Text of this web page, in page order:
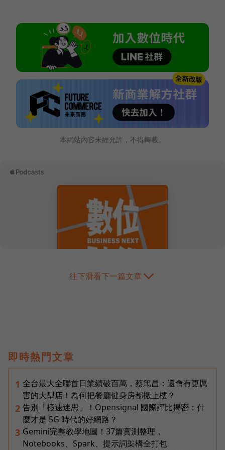
本網站內容未經允許，不得轉載。
往下滑看下一篇文章
即時熱門文章
1 全台最大全聯首日業績破百萬，蔡篤昌：還會有更厲
害的大型店！為何把餐廳健身房都搬上樓？
2 告別「極速迷思」！Opensignal 國際評比揭密：什
麼才是 5G 時代的好網路？
3 Gemini完整教學地圖！37篇實測整理，
Notebooks、Spark、提示詞架構全打包